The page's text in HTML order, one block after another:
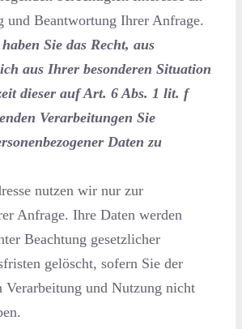
und Beantwortung Ihrer Anfrage.
Sie das Recht, aus
aus Ihrer besonderen Situation
dieser auf Art. 6 Abs. 1 lit. f
Verarbeitungen Sie
Daten zu
nutzen wir nur zur
Anfrage. Ihre Daten werden
Beachtung gesetzlicher
gelöscht, sofern Sie der
Verarbeitung und Nutzung nicht